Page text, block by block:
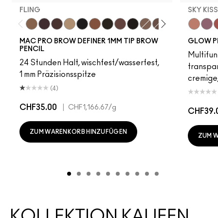
FLING
MAC PRO BROW DEFINER 1MM TIP BROW
PENCIL
24 Stunden Halt, wischfest/wasserfest,
1 mm Präzisionsspitze
(4)
CHF35.00 CHF1,166.67/g
ZUM WARENKORB HINZUFÜGEN
SKY
GLOW
ZUM